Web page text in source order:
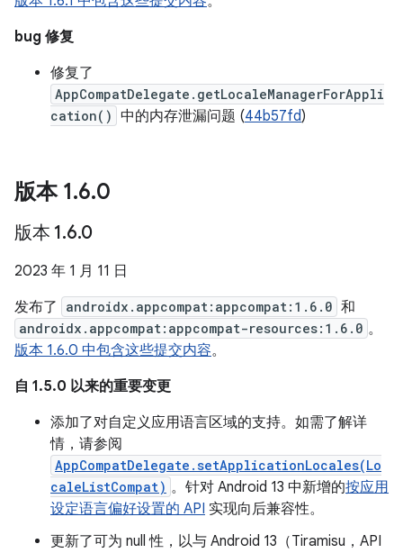
bug 修复
修复了
AppCompatDelegate.getLocaleManagerForAppli
cation() 中的内存泄漏问题 (44b57fd)
版本 1.6.0
版本 1.6.0
2023 年 1 月 11 日
发布了
androidx.appcompat:appcompat:1.6.0 和
androidx.appcompat:appcompat-resources:1.6.0 。
版本 1.6.0 中包含这些提交内容。
自 1.5.0 以来的重要变更
添加了对自定义应用语言区域的支持。如需了解详
情，请参阅
AppCompatDelegate.setApplicationLocales(Lo
caleListCompat) 。针对 Android 13 中新增的按应用
设定语言偏好设置的 API 实现向后兼容性。
更新了可为 null 性，以与 Android 13（Tiramisu，API